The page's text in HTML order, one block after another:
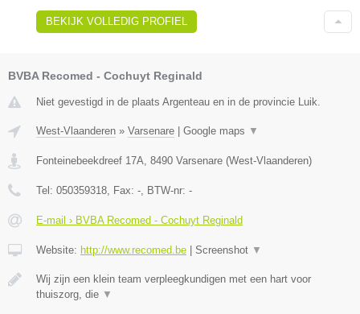
BEKIJK VOLLEDIG PROFIEL
BVBA Recomed - Cochuyt Reginald
Niet gevestigd in de plaats Argenteau en in de provincie Luik.
West-Vlaanderen » Varsenare | Google maps ▼
Fonteinebeekdreef 17A 8490 Varsenare (West-Vlaanderen)
Tel: 050359318 , Fax: - , BTW-nr: -
E-mail › BVBA Recomed - Cochuyt Reginald
Website: http://www.recomed.be | Screenshot ▼
Wij zijn een klein team verpleegkundigen met een hart voor
thuiszorg, die ▼